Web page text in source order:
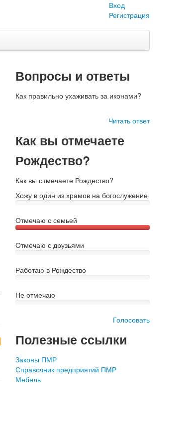
Вход
Регистрация
Вопросы и ответы
Как правильно ухаживать за иконами?
Читать ответ
Как вы отмечаете
Рождество?
Как вы отмечаете Рождество?
Хожу в один из храмов на богослужение
Отмечаю с семьей
Отмечаю с друзьями
Работаю в Рождество
Не отмечаю
Голосовать
Полезные ссылки
Законы ПМР
Справочник предприятий ПМР
Мебель